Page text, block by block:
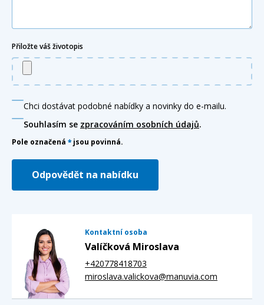
Přiložte váš životopis
Chci dostávat podobné nabídky a novinky do e-mailu.
Souhlasím se zpracováním osobních údajů.
Pole označená * jsou povinná.
Odpovědět na nabídku
Kontaktní osoba
Valíčková Miroslava
+420778418703
miroslava.valickova@manuvia.com